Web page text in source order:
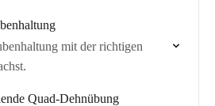
mit der richtigen
Quad-Dehnübung